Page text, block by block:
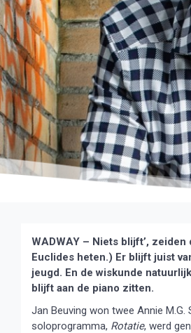
WADWAY – Niets blijft’,
Euclides heten.) Er blijft juist
jeugd. En de wiskunde
blijft aan de piano zitten.
Jan Beuving won twee Annie
soloprogramma, Rotatie, werd